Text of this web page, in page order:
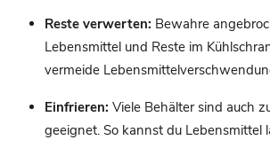
Reste verwerten: Bewahre
Lebensmittel und Reste im
vermeide
Einfrieren: Viele Behälter sind auch
geeignet. So kannst du Lebensmittel